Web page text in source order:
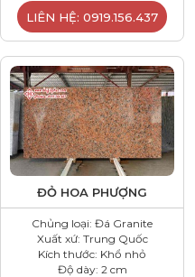
LIÊN HỆ: 0919.156.437
ĐỎ HOA PHƯỢNG
Chủng loại: Đá Granite
Xuất xứ: Trung Quốc
Kích thước: Khổ nhỏ
Độ dày: 2 cm